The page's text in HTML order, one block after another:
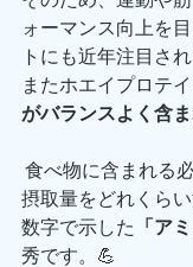
ォーマンス向上を
トにも近年注目さ
またホエイプロテ
がバランスよく含
摂取量をどれくら
数字で示した 「ア
秀です。💪